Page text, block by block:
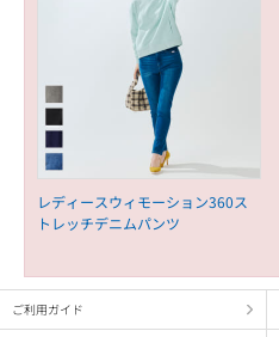
レディースウィモーション360ス
トレッチデニムパンツ
ご利用ガイド